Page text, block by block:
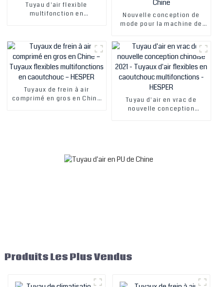
Tuyau d'air flexible
multifonction en
Nouvelle conception de
mode pour la machine de
hydrauliques Ce de Chine
Tuyaux de frein à air
comprimé en gros en Chine
Tuyau d'air en vrac de
nouvelle conception
Produits Les Plus Vendus